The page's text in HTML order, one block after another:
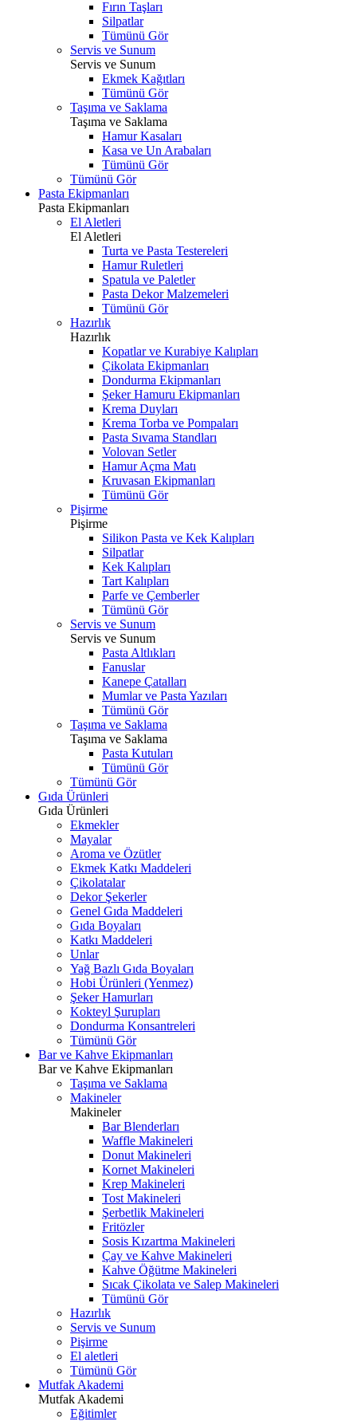
Fırın Taşları
Silpatlar
Tümünü Gör
Servis ve Sunum
Servis ve Sunum
Ekmek Kağıtları
Tümünü Gör
Taşıma ve Saklama
Taşıma ve Saklama
Hamur Kasaları
Kasa ve Un Arabaları
Tümünü Gör
Tümünü Gör
Pasta Ekipmanları
Pasta Ekipmanları
El Aletleri
El Aletleri
Turta ve Pasta Testereleri
Hamur Ruletleri
Spatula ve Paletler
Pasta Dekor Malzemeleri
Tümünü Gör
Hazırlık
Hazırlık
Kopatlar ve Kurabiye Kalıpları
Çikolata Ekipmanları
Dondurma Ekipmanları
Şeker Hamuru Ekipmanları
Krema Duyları
Krema Torba ve Pompaları
Pasta Sıvama Standları
Volovan Setler
Hamur Açma Matı
Kruvasan Ekipmanları
Tümünü Gör
Pişirme
Pişirme
Silikon Pasta ve Kek Kalıpları
Silpatlar
Kek Kalıpları
Tart Kalıpları
Parfe ve Çemberler
Tümünü Gör
Servis ve Sunum
Servis ve Sunum
Pasta Altlıkları
Fanuslar
Kanepe Çatalları
Mumlar ve Pasta Yazıları
Tümünü Gör
Taşıma ve Saklama
Taşıma ve Saklama
Pasta Kutuları
Tümünü Gör
Tümünü Gör
Gıda Ürünleri
Gıda Ürünleri
Ekmekler
Mayalar
Aroma ve Özütler
Ekmek Katkı Maddeleri
Çikolatalar
Dekor Şekerler
Genel Gıda Maddeleri
Gıda Boyaları
Katkı Maddeleri
Unlar
Yağ Bazlı Gıda Boyaları
Hobi Ürünleri (Yenmez)
Şeker Hamurları
Kokteyl Şurupları
Dondurma Konsantreleri
Tümünü Gör
Bar ve Kahve Ekipmanları
Bar ve Kahve Ekipmanları
Taşıma ve Saklama
Makineler
Makineler
Bar Blenderları
Waffle Makineleri
Donut Makineleri
Kornet Makineleri
Krep Makineleri
Tost Makineleri
Şerbetlik Makineleri
Fritözler
Sosis Kızartma Makineleri
Çay ve Kahve Makineleri
Kahve Öğütme Makineleri
Sıcak Çikolata ve Salep Makineleri
Tümünü Gör
Hazırlık
Servis ve Sunum
Pişirme
El aletleri
Tümünü Gör
Mutfak Akademi
Mutfak Akademi
Eğitimler